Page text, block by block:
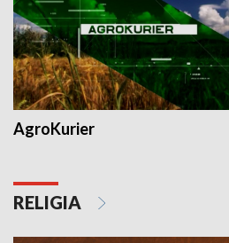
AgroKurier
RELIGIA